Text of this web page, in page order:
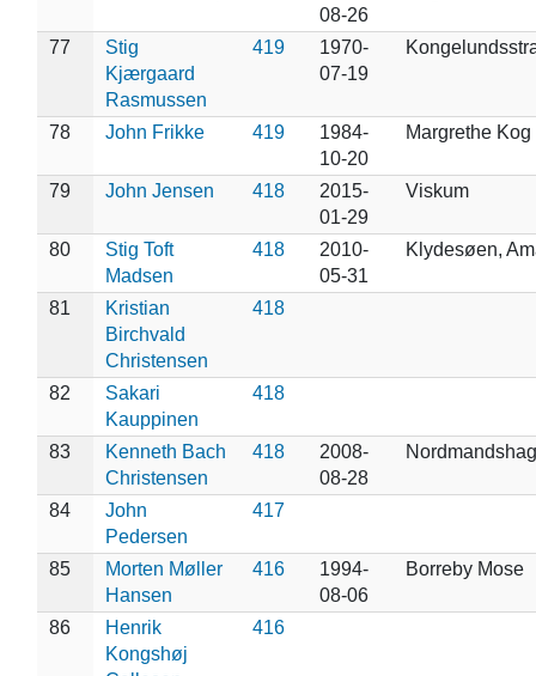
08-26
77
Stig
Kjærgaard
Rasmussen
419
1970-
07-19
78 John Frikke 419
1984-
10-20
Margrethe Kog
79 John Jensen 418
2015-
01-29
Viskum
80
Stig Toft
Madsen
418
2010-
05-31
Klydesøen,
81
Kristian
Birchvald
Christensen
418
82
Sakari
Kauppinen
418
83
Kenneth Bach
Christensen
418
2008-
08-28
84
John
Pedersen
417
85
Morten Møller
Hansen
416
1994-
08-06
Borreby Mose
86
Henrik
Kongshøj
416